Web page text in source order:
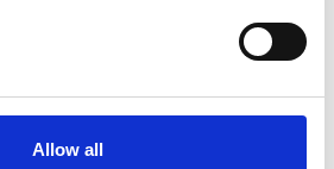
Allow all
meer veiligheid en comfort dan een
Met de Euroscaffold rolstelling